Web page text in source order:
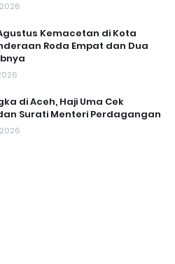
Kemacetan di Kota
Roda Empat dan Dua
di Aceh, Haji Uma Cek
Surati Menteri Perdagangan